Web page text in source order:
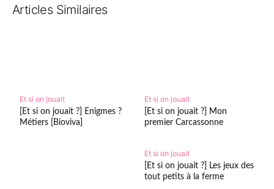
Articles Similaires
Et si on jouait
[Et si on jouait ?] Enigmes ?
Métiers [Bioviva]
Et si on jouait
[Et si on jouait ?] Mon
premier Carcassonne
Et si on jouait
[Et si on jouait ?] Les jeux des
tout petits à la ferme